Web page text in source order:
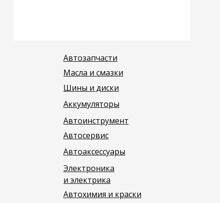
Автохимия и краски
Электроника
и электрика
Автоаксессуары
Автосервис
Автоинструмент
Аккумуляторы
Шины и диски
Масла и смазки
Автозапчасти